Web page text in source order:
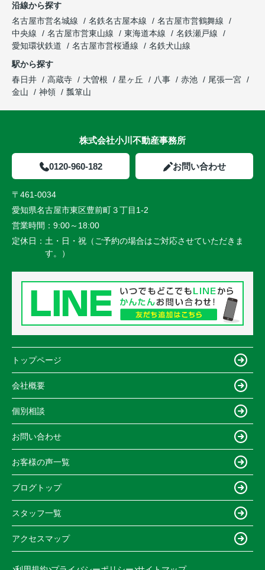
沿線から探す
名古屋市営名城線
名鉄名古屋本線
名古屋市営鶴舞線
中央線
名古屋市営東山線 東海道本線
名鉄瀬戸線
愛知環状鉄道
名古屋市営桜通線
名鉄犬山線
駅から探す
春日井
高蔵寺 大曽根 星ヶ丘 八事 赤池
尾張一宮
金山
神領 瓢箪山
株式会社小川不動産事務所
0120-960-182 お問い合わせ
〒461-0034
愛知県名古屋市東区豊前町３丁目1-2
営業時間： 9:00～18:00
定休日： 土・日・祝（ご予約の場合はご対応させていただきま
す。）
トップページ
会社概要
個別相談
お問い合わせ
お客様の声一覧
ブログトップ
スタッフ一覧
アクセスマップ